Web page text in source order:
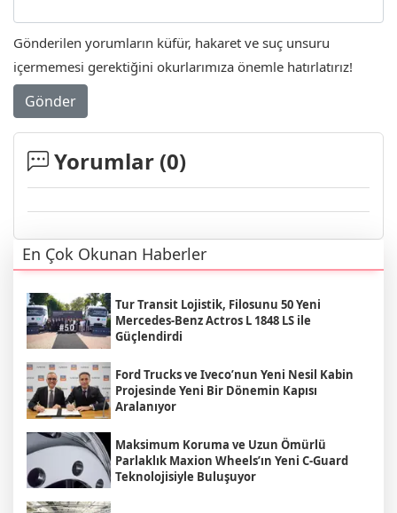
Gönderilen yorumların küfür, hakaret ve suç unsuru
içermemesi gerektiğini okurlarımıza önemle hatırlatırız!
Gönder
Yorumlar (0)
En Çok Okunan Haberler
Tur Transit Lojistik, Filosunu 50 Yeni
Mercedes-Benz Actros L 1848 LS ile
Güçlendirdi
Ford Trucks ve Iveco’nun Yeni Nesil Kabin
Projesinde Yeni Bir Dönemin Kapısı
Aralanıyor
Maksimum Koruma ve Uzun Ömürlü
Parlaklık Maxion Wheels’ın Yeni C-Guard
Teknolojisiyle Buluşuyor